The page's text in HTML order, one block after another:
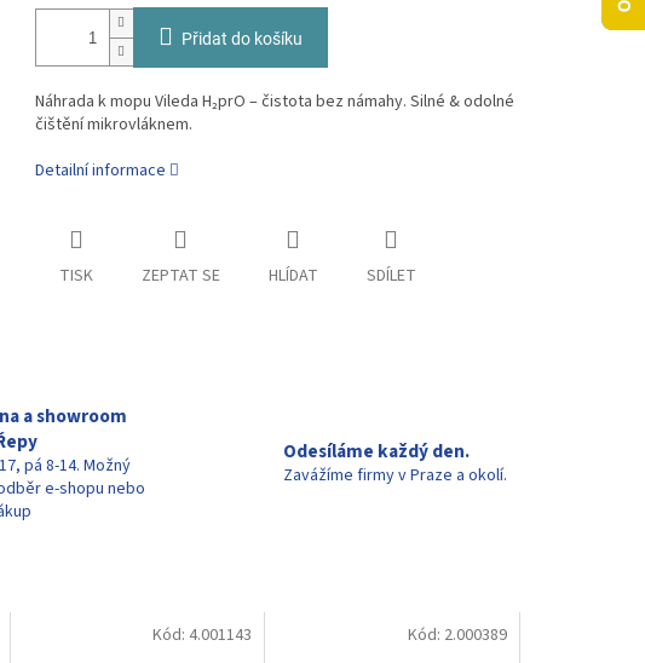
Přidat do košíku
Náhrada k mopu Vileda H₂prO – čistota bez námahy. Silné & odolné
čištění mikrovláknem.
Detailní informace
TISK ZEPTAT SE HLÍDAT SDÍLET
a showroom
pá 8-14. Možný
e-shopu nebo
Odesíláme každý den.
Zavážíme firmy v Praze a okolí.
Kód: 4.001143 Kód: 2.000389